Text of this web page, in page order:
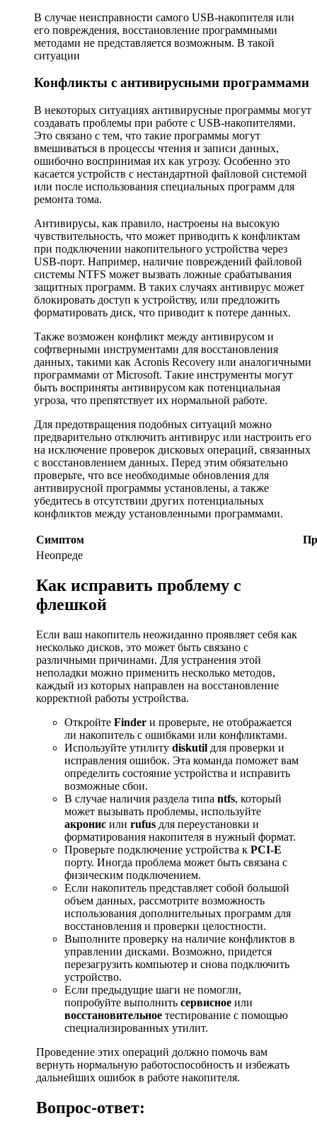
В случае неисправности самого USB-накопителя или
его повреждения, восстановление программными
методами не представляется возможным. В такой
ситуации
Конфликты с антивирусными программами
В некоторых ситуациях антивирусные программы могут
создавать проблемы при работе с USB-накопителями.
Это связано с тем, что такие программы могут
вмешиваться в процессы чтения и записи данных,
ошибочно воспринимая их как угрозу. Особенно это
касается устройств с нестандартной файловой системой
или после использования специальных программ для
ремонта тома.
Антивирусы, как правило, настроены на высокую
чувствительность, что может приводить к конфликтам
при подключении накопительного устройства через
USB-порт. Например, наличие повреждений файловой
системы NTFS может вызвать ложные срабатывания
защитных программ. В таких случаях антивирус может
блокировать доступ к устройству, или предложить
форматировать диск, что приводит к потере данных.
Также возможен конфликт между антивирусом и
софтверными инструментами для восстановления
данных, такими как Acronis Recovery или аналогичными
программами от Microsoft. Такие инструменты могут
быть восприняты антивирусом как потенциальная
угроза, что препятствует их нормальной работе.
Для предотвращения подобных ситуаций можно
предварительно отключить антивирус или настроить его
на исключение проверок дисковых операций, связанных
с восстановлением данных. Перед этим обязательно
проверьте, что все необходимые обновления для
антивирусной программы установлены, а также
убедитесь в отсутствии других потенциальных
конфликтов между установленными программами.
Симптом
Неопреде
Как исправить проблему с
флешкой
Если ваш накопитель неожиданно проявляет себя как
несколько дисков, это может быть связано с
различными причинами. Для устранения этой
неполадки можно применить несколько методов,
каждый из которых направлен на восстановление
корректной работы устройства.
Откройте Finder и проверьте, не отображается
ли накопитель с ошибками или конфликтами.
Используйте утилиту diskutil для проверки и
исправления ошибок. Эта команда поможет вам
определить состояние устройства и исправить
возможные сбои.
В случае наличия раздела типа ntfs, который
может вызывать проблемы, используйте
акронис или rufus для переустановки и
форматирования накопителя в нужный формат.
Проверьте подключение устройства к PCI-E
порту. Иногда проблема может быть связана с
физическим подключением.
Если накопитель представляет собой большой
объем данных, рассмотрите возможность
использования дополнительных программ для
восстановления и проверки целостности.
Выполните проверку на наличие конфликтов в
управлении дисками. Возможно, придется
перезагрузить компьютер и снова подключить
устройство.
Если предыдущие шаги не помогли,
попробуйте выполнить сервисное или
восстановительное тестирование с помощью
специализированных утилит.
Проведение этих операций должно помочь вам
вернуть нормальную работоспособность и избежать
дальнейших ошибок в работе накопителя.
Вопрос-ответ: